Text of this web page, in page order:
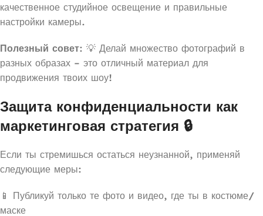
качественное студийное освещение и правильные
настройки камеры.
Полезный совет: 💡 Делай множество фотографий в
разных образах – это отличный материал для
продвижения твоих шоу!
Защита конфиденциальности как
маркетинговая стратегия 🔒
Если ты стремишься остаться неузнанной, применяй
следующие меры:
📱 Публикуй только те фото и видео, где ты в костюме/
маске